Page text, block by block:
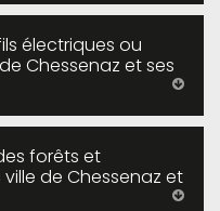
électriques ou
Chessenaz et ses
forêts et
de Chessenaz et